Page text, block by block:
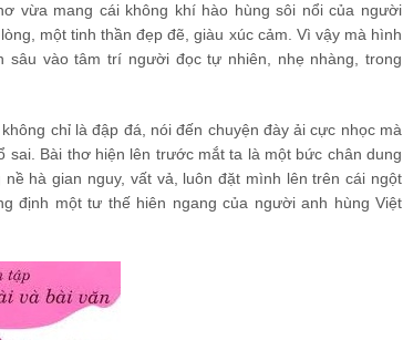
vừa mang cái không khí hào hùng sôi nổi của người
một tinh thần đẹp đẽ, giàu xúc cảm. Vì vậy mà hình
vào tâm trí người đọc tự nhiên, nhẹ nhàng, trong
chỉ là đập đá, nói đến chuyện đày ải cực nhọc mà
sai. Bài thơ hiện lên trước mắt ta là một bức chân dung
hà gian nguy, vất vả, luôn đặt mình lên trên cái ngột
định một tư thế hiên ngang của người anh hùng Việt